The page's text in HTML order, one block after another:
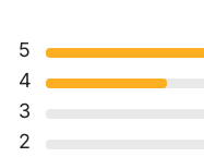
5
4
3
2